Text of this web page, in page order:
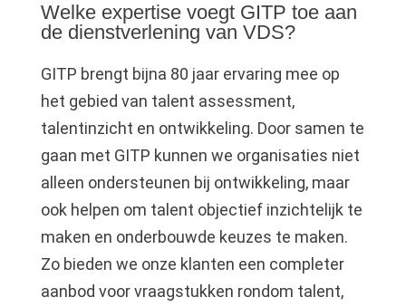
Welke expertise voegt GITP toe aan
de dienstverlening van VDS?
GITP brengt bijna 80 jaar ervaring mee op
het gebied van talent assessment,
talentinzicht en ontwikkeling. Door samen te
gaan met GITP kunnen we organisaties niet
alleen ondersteunen bij ontwikkeling, maar
ook helpen om talent objectief inzichtelijk te
maken en onderbouwde keuzes te maken.
Zo bieden we onze klanten een completer
aanbod voor vraagstukken rondom talent,